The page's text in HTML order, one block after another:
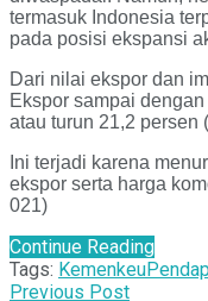
termasuk Indonesia
pada posisi ekspansi
Dari nilai ekspor dan
Ekspor sampai
atau turun 21,2 persen
Ini terjadi karena
ekspor serta harga
021)
Continue Reading
Tags: Kemenkeu
Previous Post